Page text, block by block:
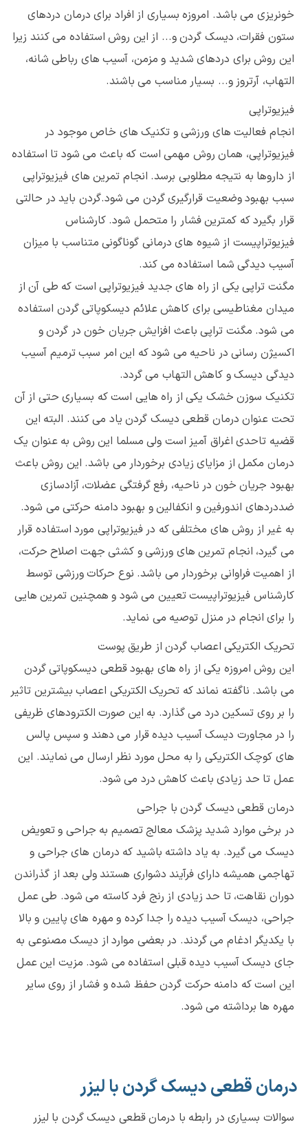
خونریزی می باشد. امروزه بسیاری از افراد برای درمان دردهای
ستون فقرات، دیسک گردن و... از این روش استفاده می کنند زیرا
این روش برای دردهای شدید و مزمن، آسیب های رباطی شانه،
التهاب، آرتروز و... بسیار مناسب می باشند.
فیزیوتراپی
انجام فعالیت های ورزشی و تکنیک های خاص موجود در
فیزیوتراپی، همان روش مهمی است که باعث می شود تا استفاده
از داروها به نتیجه مطلوبی برسد. انجام تمرین های فیزیوتراپی
سبب بهبود وضعیت قرارگیری گردن می شود.گردن باید در حالتی
قرار بگیرد که کمترین فشار را متحمل شود. کارشناس
فیزیوتراپیست از شیوه های درمانی گوناگونی متناسب با میزان
آسیب دیدگی شما استفاده می کند.
مگنت تراپی یکی از راه های جدید فیزیوتراپی است که طی آن از
میدان مغناطیسی برای کاهش علائم دیسکوپاتی گردن استفاده
می شود. مگنت تراپی باعث افزایش جریان خون در گردن و
اکسیژن رسانی در ناحیه می شود که این امر سبب ترمیم آسیب
دیدگی دیسک و کاهش التهاب می گردد.
تکنیک سوزن خشک یکی از راه هایی است که بسیاری حتی از آن
تحت عنوان درمان قطعی دیسک گردن یاد می کنند. البته این
قضیه تاحدی اغراق آمیز است ولی مسلما این روش به عنوان یک
درمان مکمل از مزایای زیادی برخوردار می باشد. این روش باعث
بهبود جریان خون در ناحیه، رفع گرفتگی عضلات، آزادسازی
ضددردهای اندورفین و انکفالین و بهبود دامنه حرکتی می شود.
به غیر از روش های مختلفی که در فیزیوتراپی مورد استفاده قرار
می گیرد، انجام تمرین های ورزشی و کشثی جهت اصلاح حرکت،
از اهمیت فراوانی برخوردار می باشد. نوع حرکات ورزشی توسط
کارشناس فیزیوتراپیست تعیین می شود و همچنین تمرین هایی
را برای انجام در منزل توصیه می نماید.
تحریک الکتریکی اعصاب گردن از طریق پوست
این روش امروزه یکی از راه های بهبود قطعی دیسکوپاتی گردن
می باشد. ناگفته نماند که تحریک الکتریکی اعصاب بیشترین تاثیر
را بر روی تسکین درد می گذارد. به این صورت الکترودهای ظریفی
را در مجاورت دیسک آسیب دیده قرار می دهند و سپس پالس
های کوچک الکتریکی را به محل مورد نظر ارسال می نمایند. این
عمل تا حد زیادی باعث کاهش درد می شود.
درمان قطعی دیسک گردن با جراحی
در برخی موارد شدید پزشک معالج تصمیم به جراحی و تعویض
دیسک می گیرد. به یاد داشته باشید که درمان های جراحی و
تهاجمی همیشه دارای فرآیند دشواری هستند ولی بعد از گذراندن
دوران نقاهت، تا حد زیادی از رنج فرد کاسته می شود. طی عمل
جراحی، دیسک آسیب دیده را جدا کرده و مهره های پایین و بالا
با یکدیگر ادغام می گردند. در بعضی موارد از دیسک مصنوعی به
جای دیسک آسیب دیده قبلی استفاده می شود. مزیت این عمل
این است که دامنه حرکت گردن حفظ شده و فشار از روی سایر
مهره ها برداشته می شود.
درمان قطعی دیسک گردن با لیزر
سوالات بسیاری در رابطه با درمان قطعی دیسک گردن با لیزر